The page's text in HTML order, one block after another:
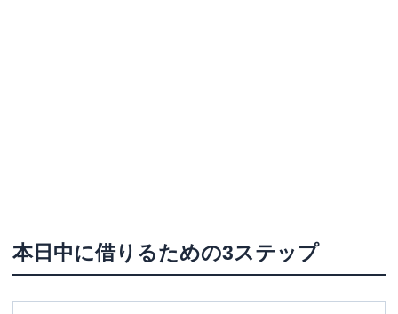
本日中に借りるための3ステップ